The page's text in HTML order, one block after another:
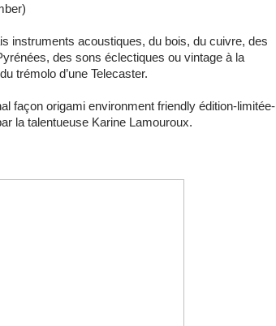
instruments acoustiques, du bois, du cuivre, des
des sons éclectiques ou vintage à la
trémolo d’une Telecaster.
façon origami environment friendly édition-limitée-
la talentueuse Karine Lamouroux.